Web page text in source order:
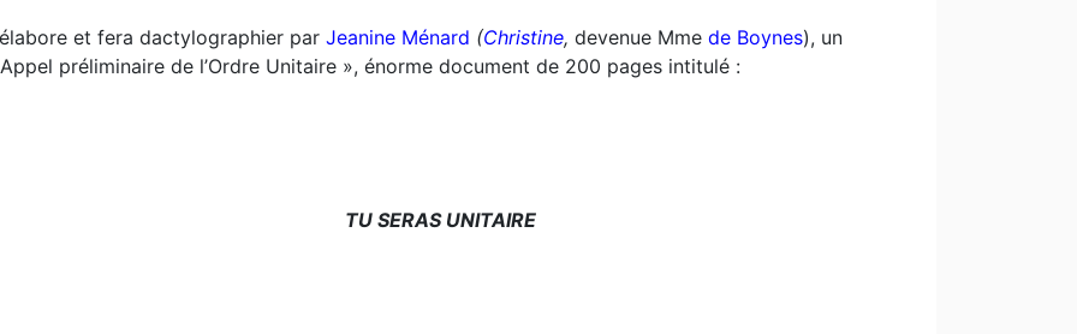
et fera dactylographier par Jeanine Ménard (Christine, devenue Mme de Boynes), un
préliminaire de l’Ordre Unitaire », énorme document de 200 pages intitulé :
TU SERAS UNITAIRE